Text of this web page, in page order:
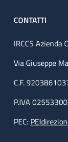
CONTATTI
IRCCS
Via Giuseppe
C.F.
P.IVA
PEC: